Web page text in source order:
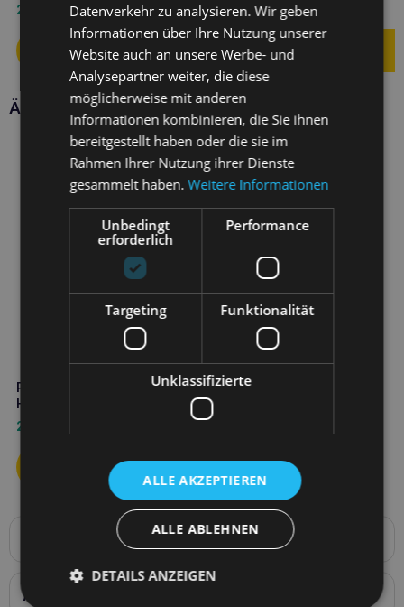
28,90
18,50€
Ähnliche Produkte
PURINA Fortiflora 30x1g für
Hunde
24,70
Produktbeschreibung
Ihren Hund
Anwendung
Datenverkehr zu analysieren. Wir geben
Informationen über Ihre Nutzung unserer
Website auch an unsere Werbe- und
Analysepartner weiter, die diese
möglicherweise mit anderen
Informationen kombinieren, die Sie ihnen
bereitgestellt haben oder die sie im
Rahmen Ihrer Nutzung ihrer Dienste
gesammelt haben.Weitere Informationen
Unbedingt
erforderlich
Performance
Targeting Funktionalität
Unklassifizierte
ALLE AKZEPTIEREN
ALLE ABLEHNEN
DETAILS ANZEIGEN